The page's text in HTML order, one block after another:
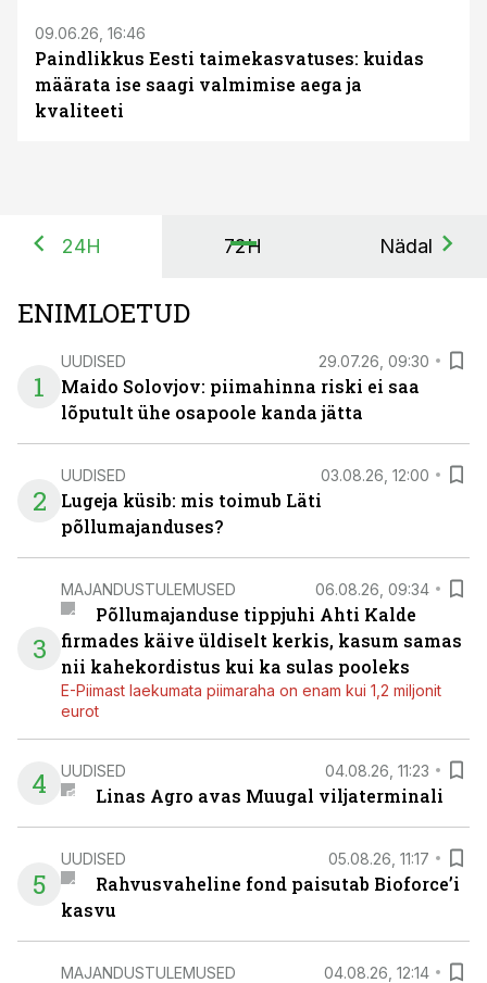
09.06.26, 16:46
Paindlikkus Eesti taimekasvatuses: kuidas
määrata ise saagi valmimise aega ja
kvaliteeti
24H 72H Nädal
ENIMLOETUD
1
UUDISED 29.07.26, 09:30
Maido Solovjov: piimahinna riski ei saa
lõputult ühe osapoole kanda jätta
2
UUDISED 03.08.26, 12:00
Lugeja küsib: mis toimub Läti
põllumajanduses?
3
MAJANDUSTULEMUSED 06.08.26, 09:34
Põllumajanduse tippjuhi Ahti Kalde
firmades käive üldiselt kerkis, kasum samas
nii kahekordistus kui ka sulas pooleks
E-Piimast laekumata piimaraha on enam kui 1,2 miljonit
eurot
4 UUDISED 04.08.26, 11:23
Linas Agro avas Muugal viljaterminali
5
UUDISED 05.08.26, 11:17
Rahvusvaheline fond paisutab Bioforce’i
kasvu
MAJANDUSTULEMUSED 04.08.26, 12:14